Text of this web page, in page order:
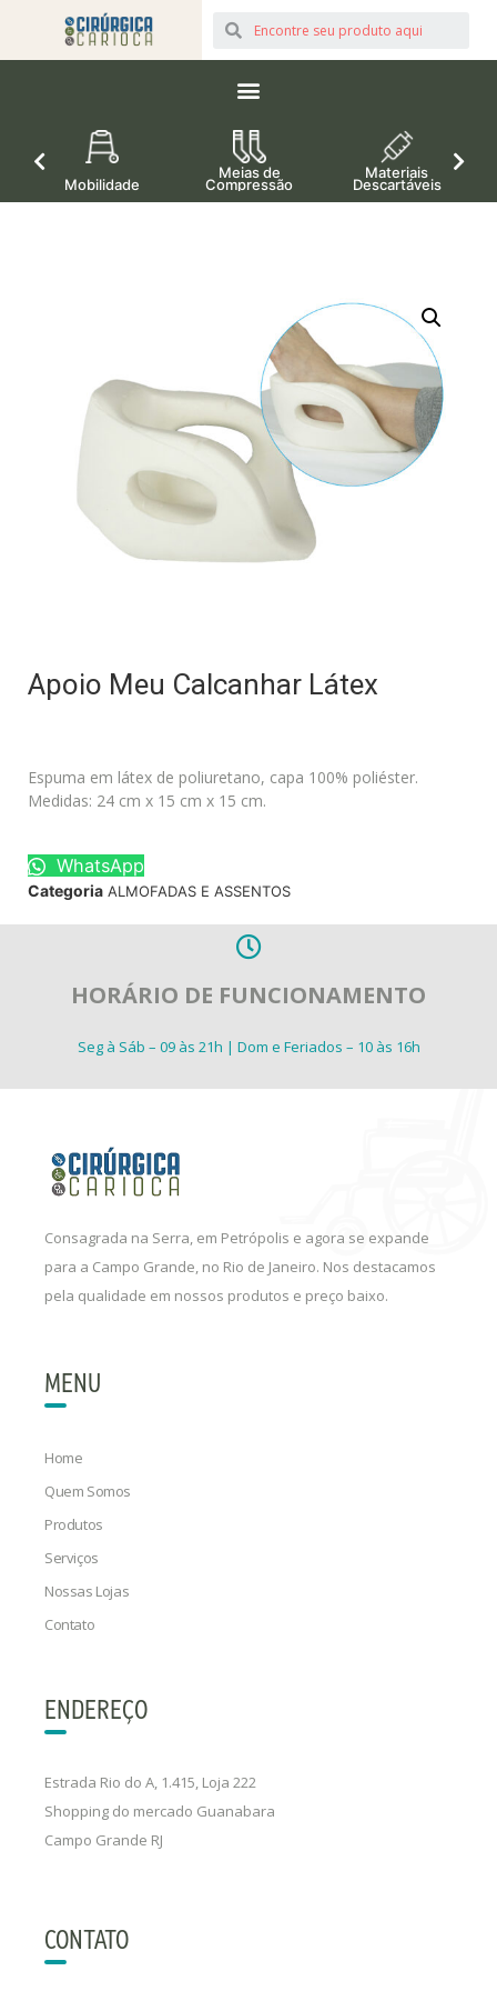
Mobilidade
Meias de
Compressão
Materiais
Descartáveis
Apoio Meu Calcanhar Látex
Espuma em látex de poliuretano, capa 100% poliéster.
Medidas: 24 cm x 15 cm x 15 cm.
WhatsApp
Categoria ALMOFADAS E ASSENTOS
HORÁRIO DE FUNCIONAMENTO
Seg à Sáb – 09 às 21h | Dom e Feriados – 10 às 16h
Consagrada na Serra, em Petrópolis e agora se expande
para a Campo Grande, no Rio de Janeiro. Nos destacamos
pela qualidade em nossos produtos e preço baixo.
MENU
Home
Quem Somos
Produtos
Serviços
Nossas Lojas
Contato
ENDEREÇO
Estrada Rio do A, 1.415, Loja 222
Shopping do mercado Guanabara
Campo Grande RJ
CONTATO